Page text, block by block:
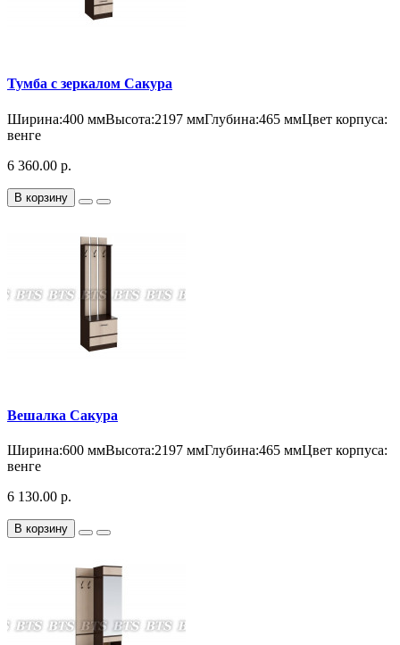
Тумба с зеркалом Сакура
Ширина:400 ммВысота:2197 ммГлубина:465 ммЦвет корпуса:
венге
6 360.00 р.
В корзину
Вешалка Сакура
Ширина:600 ммВысота:2197 ммГлубина:465 ммЦвет корпуса:
венге
6 130.00 р.
В корзину